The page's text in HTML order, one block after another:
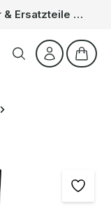
Sommer-Deal: 15% auf alle Server & Ersatzteile – Kein Code nötig, der Rabatt wird automatisch im Warenkorb abgezogen. Gültig vom 01.06. bis 31.08.